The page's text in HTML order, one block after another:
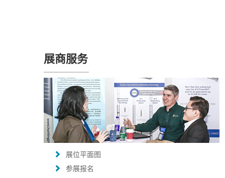
展商服务
展位平面图
参展报名